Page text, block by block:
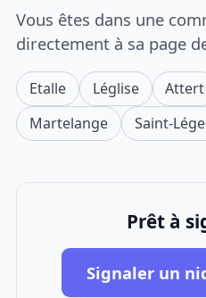
Vous êtes dans une
directement à sa page
Etalle Léglise Attert
Martelange
Saint-
Prêt à
Signaler un